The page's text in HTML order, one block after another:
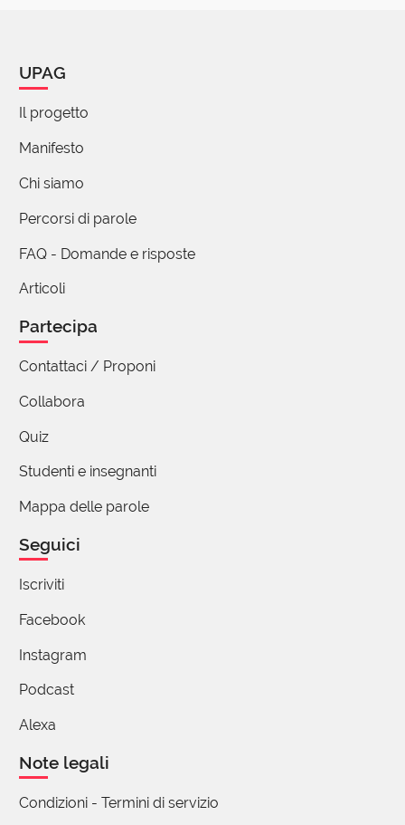
UPAG
Il progetto
Manifesto
Chi siamo
Percorsi di parole
FAQ - Domande e risposte
Articoli
Partecipa
Contattaci / Proponi
Collabora
Quiz
Studenti e insegnanti
Mappa delle parole
Seguici
Iscriviti
Facebook
Instagram
Podcast
Alexa
Note legali
Condizioni - Termini di servizio